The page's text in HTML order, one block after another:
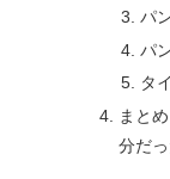
パ
パ
タ
まと
分だ